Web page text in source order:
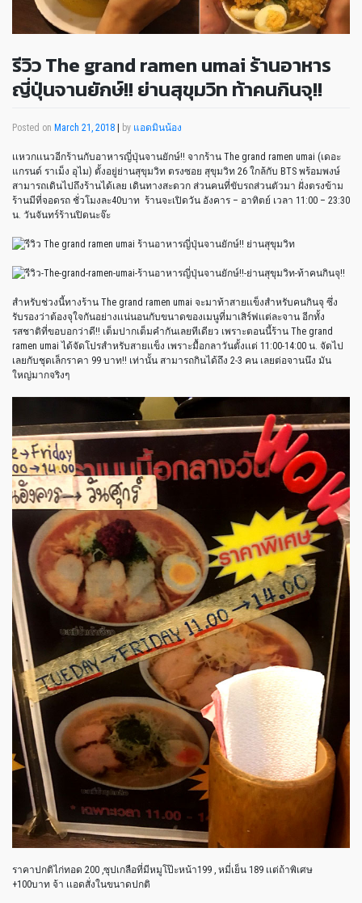
รีวิว The grand ramen umai ร้านอาหาร
ญี่ปุ่นจานยักษ์!! ย่านสุขุมวิท ท้าคนกินจุ!!
Posted on March 21, 2018 | by แอดมินน้อง
เเหวกเเนวอีกร้านกับอาหารญี่ปุ่นจานยักษ์!! จากร้าน The grand ramen umai (เดอะ
แกรนด์ ราเม็ง อุไม) ตั้งอยู่ย่านสุขุมวิท ตรงซอย สุขุมวิท 26 ใกล้กับ BTS พร้อมพงษ์
สามารถเดินไปถึงร้านได้เลย เดินทางสะดวก ส่วนคนที่ขับรถส่วนตัวมา ฝั่งตรงข้าม
ร้านมีที่จอดรถ ชั่วโมงละ40บาท ร้านจะเปิดวัน อังคาร – อาทิตย์ เวลา 11:00 – 23:30
น. วันจันทร์ร้านปิดนะจ๊ะ
สำหรับช่วงนี้ทางร้าน The grand ramen umai จะมาท้าสายเเข็งสำหรับคนกินจุ ซึ่ง
รับรองว่าต้องจุใจกันอย่างเเน่นอนกับขนาดของเมนูที่มาเสิร์ฟเเต่ละจาน อีกทั้ง
รสชาติที่ขอบอกว่าดี!! เต็มปากเต็มคำกันเลยทีเดียว เพราะตอนนี้ร้าน The grand
ramen umai ได้จัดโปรสำหรับสายเเข็ง เพราะมื้อกลาวันตั้งเเต่ 11:00-14:00 น. จัดไป
เลยกับชุดเล็กราคา 99 บาท!! เท่านั้น สามารถกินได้ถึง 2-3 คน เลยต่อจานนึง มัน
ใหญ่มากจริงๆ
ราคาปกติไก่ทอด 200 ,ซุปเกลือที่มีหมูโป๊ะหน้า199 , หมี่เย็น 189 เเต่ถ้าพิเศษ
+100บาท จ้า เเอดสั่งในขนาดปกติ